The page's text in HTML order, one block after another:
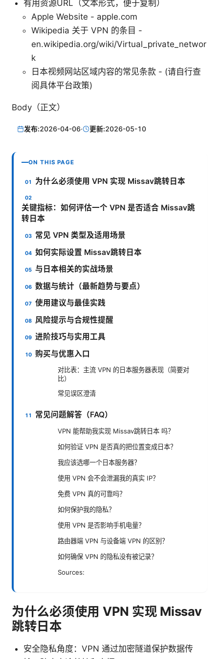
有用资源URL（文本形式，便于复制）
Apple Website - apple.com
Wikipedia 关于 VPN 的条目 -
en.wikipedia.org/wiki/Virtual_private_networ
k
日本视频网站区域内容的常见条款 - (请自行查
阅具体平台政策)
Body（正文）
发布:2026-04-06· 更新:2026-05-10
ON THIS PAGE
为什么必须使用 VPN 实现 Missav跳转日本
关键指标：如何评估一个 VPN 是否适合 Missav跳
转日本
常见 VPN 类型及适用场景
如何实际设置 Missav跳转日本
与日本相关的实战场景
数据与统计（最新趋势与要点）
使用建议与最佳实践
风险提示与合规性提醒
进阶技巧与实用工具
购买与优惠入口
对比表：主流 VPN 的日本服务器表现（简要对
比）
常见误区澄清
常见问题解答（FAQ）
VPN 能帮助我实现 Missav跳转日本 吗？
如何验证 VPN 是否真的把位置变成日本？
我应该选哪一个日本服务器？
使用 VPN 会不会泄漏我的真实 IP？
免费 VPN 真的可靠吗？
如何保护我的隐私？
使用 VPN 是否影响手机电量？
路由器端 VPN 与设备端 VPN 的区别？
如何确保 VPN 的隐私没有被记录？
Sources:
为什么必须使用 VPN 实现 Missav
跳转日本
安全隐私角度：VPN 通过加密隧道保护数据传